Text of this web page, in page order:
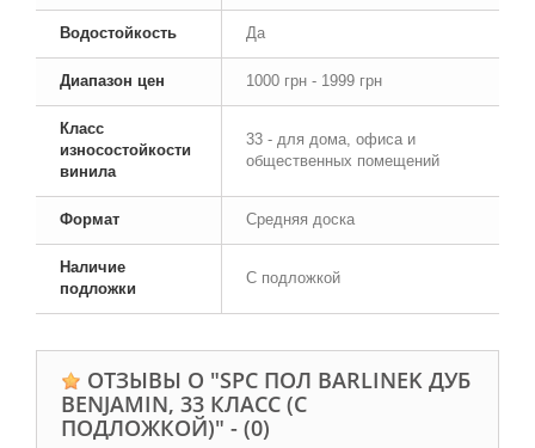
Водостойкость Да
Диапазон цен 1000 грн - 1999 грн
Класс
износостойкости
винила
33 - для дома, офиса и
общественных помещений
Формат Средняя доска
Наличие
подложки
С подложкой
ОТЗЫВЫ О "SPC ПОЛ BARLINEK ДУБ
BENJAMIN, 33 КЛАСС (С
ПОДЛОЖКОЙ)" - (0)